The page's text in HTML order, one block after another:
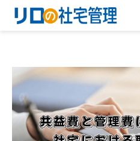
社有社宅プラン
導入事例